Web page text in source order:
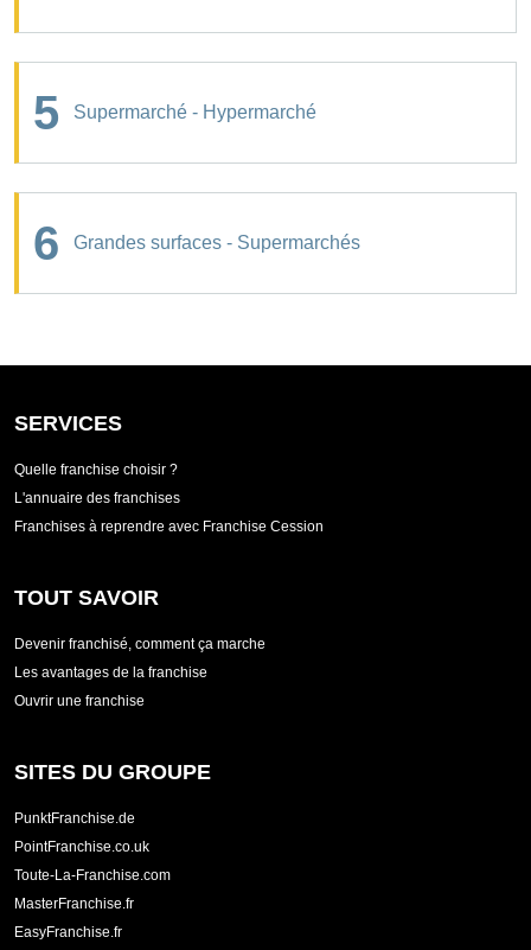
5 Supermarché - Hypermarché
6 Grandes surfaces - Supermarchés
SERVICES
Quelle franchise choisir ?
L'annuaire des franchises
Franchises à reprendre avec Franchise Cession
TOUT SAVOIR
Devenir franchisé, comment ça marche
Les avantages de la franchise
Ouvrir une franchise
SITES DU GROUPE
PunktFranchise.de
PointFranchise.co.uk
Toute-La-Franchise.com
MasterFranchise.fr
EasyFranchise.fr